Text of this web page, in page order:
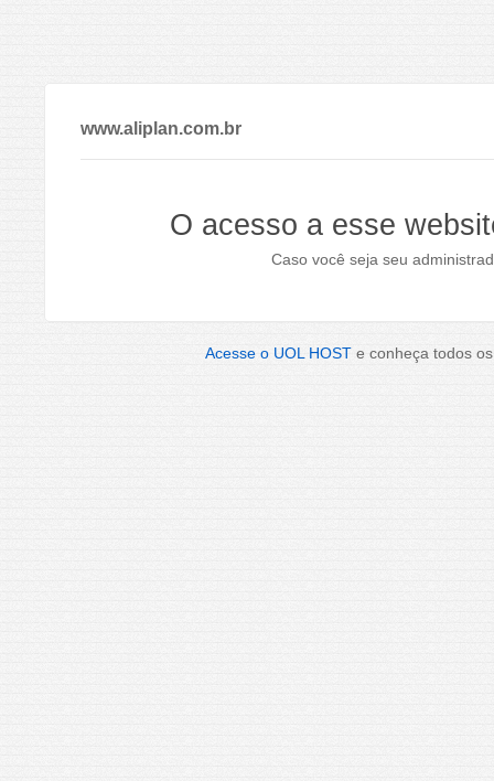
www.aliplan.com.br
O acesso a esse
Caso você seja seu
Acesse o UOL HOST e conheça todos